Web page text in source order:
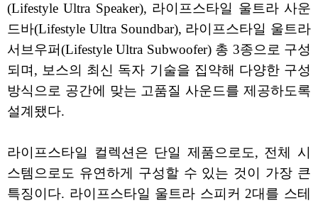
(Lifestyle Ultra Speaker), 라이프스타일 울트라 사운
드바(Lifestyle Ultra Soundbar), 라이프스타일 울트라
서브우퍼(Lifestyle Ultra Subwoofer) 총 3종으로 구성
되며, 보스의 최신 독자 기술을 집약해 다양한 구성
방식으로 공간에 맞는 고품질 사운드를 제공하도록
설계됐다.
라이프스타일 컬렉션은 단일 제품으로도, 전체 시
스템으로도 유연하게 구성할 수 있는 것이 가장 큰
특징이다. 라이프스타일 울트라 스피커 2대를 스테